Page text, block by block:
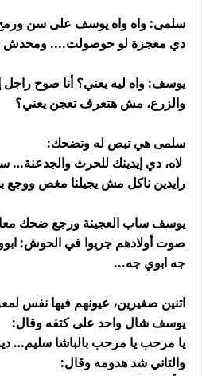
سلمى: واه واه يوسف على سن
دي معجزة لو حوصولت.... ومحدش
يوسف: واه ليه يعني؟ أنا صوح راجل
والزرع، مش هتعرف تعجن يعني؟
سلمى هي تبص له وتضحك:
لاه، دي إيدينك للحرث والجدعنة…
رايدين ناكل مش يجيلنا مغص
يوسف ساب العجينة ورجع ضحك
صوت أولادهم جريوا في الحوش:
جه ابوي جه...
اتنين صغيرين، عيونهم فيها نفس
يوسف شال واحد على كتفه وقال:
يا مرحب يا مرحب بالباشا سليم…
والتاني شد هدومه وقال: